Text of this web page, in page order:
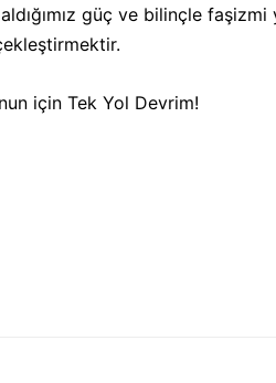
güç ve bilinçle faşizmi
için Tek Yol Devrim!